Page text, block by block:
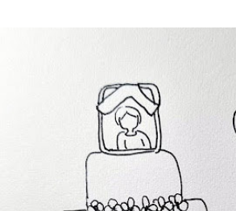
니다. 정부 업무계획 내용 추진 시기 3급 단일
2027년 중증장애인 생계급여 부양의무자 기준
지원서비스 65세 이후 선택권 보장 2027년 7월
간 긴급돌봄 확대 확대 추진 장애인 공공일자
업무계획에 담긴 내용으로, 법 개정과 예산 반
입니다. 부모와 함께 살아도 장애인연금을 받을